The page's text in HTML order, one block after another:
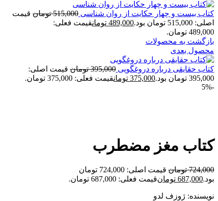
کتاب بیست و چهار حکایت از روان شناسی 515,000 تومان قیمت
اصلی: 515,000 تومان بود.
489,000 تومانقیمت فعلی:
489,000 تومان.
بازگشت به محصولات
محصول بعدی
کتاب حقایقی درباره دروغگویی 395,000 تومان قیمت اصلی:
395,000 تومان بود.
375,000 تومانقیمت فعلی: 375,000 تومان.
-5%
کتاب مغز مضطرب
724,000 تومان
قیمت اصلی: 724,000 تومان
بود.687,000 تومانقیمت فعلی: 687,000 تومان.
نویسنده: ژوزف لدو